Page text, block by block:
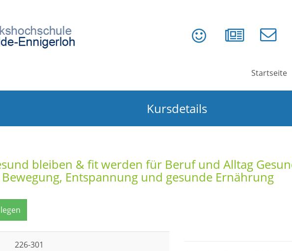
Startseite
Kursdetails
bleiben & fit werden für Beruf und Alltag
Entspannung und gesunde Ernährung
226-301